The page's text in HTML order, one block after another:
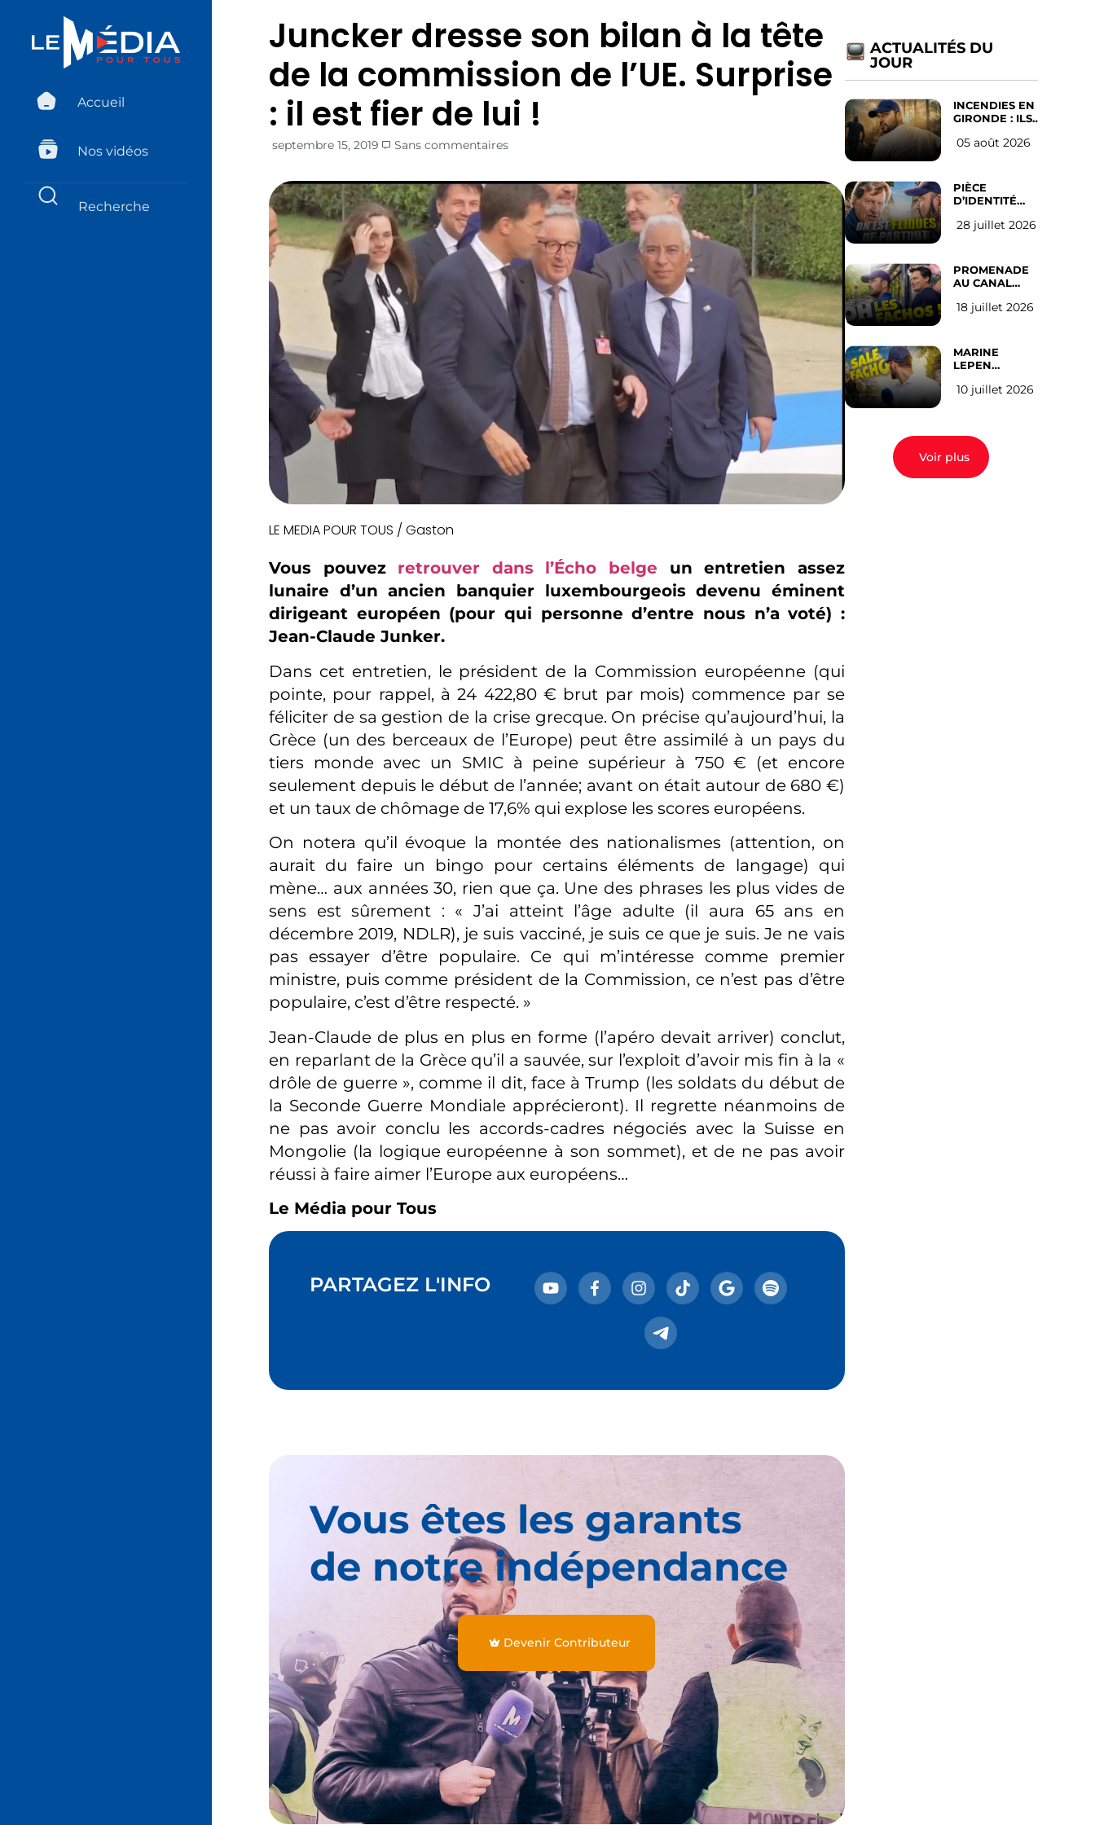
Accueil
Nos vidéos
Juncker dresse son bilan à la tête
de la commission de l’UE. Surprise
: il est fier de lui !
septembre 15, 2019 Sans commentaires
LE MEDIA POUR TOUS / Gaston
Vous pouvez retrouver dans l’Écho belge un entretien assez
lunaire d’un ancien banquier luxembourgeois devenu éminent
dirigeant européen (pour qui personne d’entre nous n’a voté) :
Jean-Claude Junker.
Dans cet entretien, le président de la Commission européenne (qui
pointe, pour rappel, à 24 422,80 € brut par mois) commence par se
féliciter de sa gestion de la crise grecque. On précise qu’aujourd’hui, la
Grèce (un des berceaux de l’Europe) peut être assimilé à un pays du
tiers monde avec un SMIC à peine supérieur à 750 € (et encore
seulement depuis le début de l’année; avant on était autour de 680 €)
et un taux de chômage de 17,6% qui explose les scores européens.
On notera qu’il évoque la montée des nationalismes (attention, on
aurait du faire un bingo pour certains éléments de langage) qui
mène… aux années 30, rien que ça. Une des phrases les plus vides de
sens est sûrement : « J’ai atteint l’âge adulte (il aura 65 ans en
décembre 2019, NDLR), je suis vacciné, je suis ce que je suis. Je ne vais
pas essayer d’être populaire. Ce qui m’intéresse comme premier
ministre, puis comme président de la Commission, ce n’est pas d’être
populaire, c’est d’être respecté. »
Jean-Claude de plus en plus en forme (l’apéro devait arriver) conclut,
en reparlant de la Grèce qu’il a sauvée, sur l’exploit d’avoir mis fin à la «
drôle de guerre », comme il dit, face à Trump (les soldats du début de
la Seconde Guerre Mondiale apprécieront). Il regrette néanmoins de
ne pas avoir conclu les accords-cadres négociés avec la Suisse en
Mongolie (la logique européenne à son sommet), et de ne pas avoir
réussi à faire aimer l’Europe aux européens…
Le Média pour Tous
PARTAGEZ L'INFO
Vous êtes les garants
de notre indépendance
Devenir Contributeur
ACTUALITÉS DU
JOUR
INCENDIES EN
GIRONDE : ILS
D’ABANDONNER
05 août 2026
PIÈCE
D’IDENTITÉ
SUR LES
l’avis des
Français
28 juillet 2026
PROMENADE
AU CANAL
(les gauchistes
18 juillet 2026
MARINE
LEPEN
EN 2027 : l’avis
10 juillet 2026
Voir plus